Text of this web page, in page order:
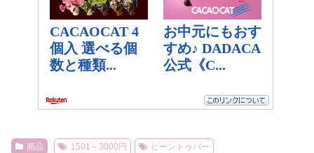
商品 1501～3000円
ビーントゥバー